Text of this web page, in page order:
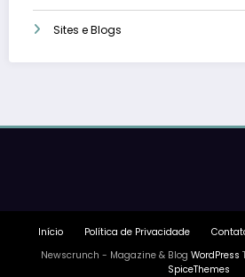
Sites e Blogs
Início Política de Privacidade
Newscrunch - Magazine & Blog WordPress
SpiceThemes